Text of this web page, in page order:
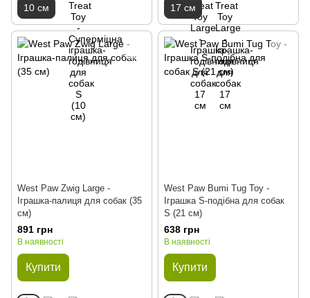
10 см 17 см
West Paw Zwig Large -
Іграшка-палиця для собак (35
см)
891 грн
В наявності
Купити
West Paw Bumi Tug Toy -
Іграшка S-подібна для собак
S (21 см)
638 грн
В наявності
Купити